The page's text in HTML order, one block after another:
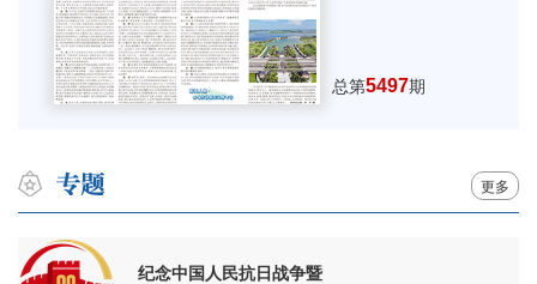
总第5497期
更多
纪念中国人民抗日战争暨